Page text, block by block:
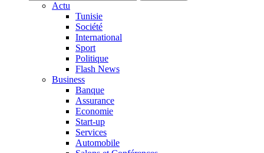
Actu
Tunisie
Société
International
Sport
Politique
Flash News
Business
Banque
Assurance
Economie
Start-up
Services
Automobile